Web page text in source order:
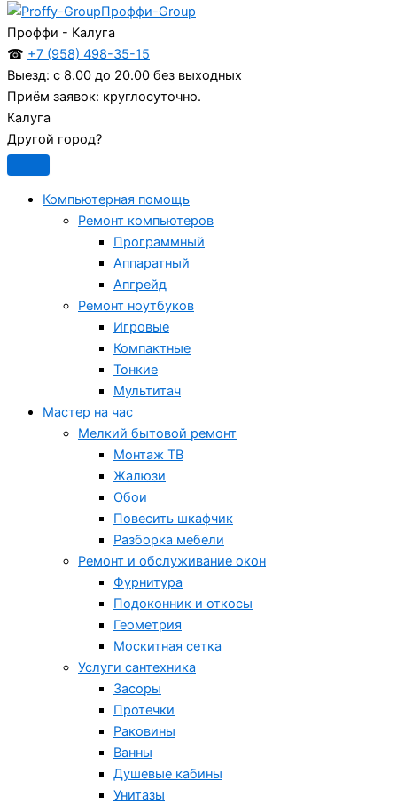
Проффи-Group
Проффи - Калуга
☎ +7 (958) 498-35-15
Выезд: с 8.00 до 20.00 без выходных
Приём заявок: круглосуточно.
Калуга
Другой город?
Компьютерная помощь
Ремонт компьютеров
Программный
Аппаратный
Апгрейд
Ремонт ноутбуков
Игровые
Компактные
Тонкие
Мультитач
Мастер на час
Мелкий бытовой ремонт
Монтаж ТВ
Жалюзи
Обои
Повесить шкафчик
Разборка мебели
Ремонт и обслуживание окон
Фурнитура
Подоконник и откосы
Геометрия
Москитная сетка
Услуги сантехника
Засоры
Протечки
Раковины
Ванны
Душевые кабины
Унитазы